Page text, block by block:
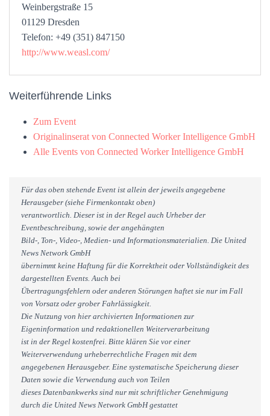
Weinbergstraße 15
01129 Dresden
Telefon: +49 (351) 847150
http://www.weasl.com/
Weiterführende Links
Zum Event
Originalinserat von Connected Worker Intelligence GmbH
Alle Events von Connected Worker Intelligence GmbH
Für das oben stehende Event ist allein der jeweils angegebene
Herausgeber (siehe Firmenkontakt oben)
verantwortlich. Dieser ist in der Regel auch Urheber der
Eventbeschreibung, sowie der angehängten
Bild-, Ton-, Video-, Medien- und Informationsmaterialien. Die United
News Network GmbH
übernimmt keine Haftung für die Korrektheit oder Vollständigkeit des
dargestellten Events. Auch bei
Übertragungsfehlern oder anderen Störungen haftet sie nur im Fall
von Vorsatz oder grober Fahrlässigkeit.
Die Nutzung von hier archivierten Informationen zur
Eigeninformation und redaktionellen Weiterverarbeitung
ist in der Regel kostenfrei. Bitte klären Sie vor einer
Weiterverwendung urheberrechtliche Fragen mit dem
angegebenen Herausgeber. Eine systematische Speicherung dieser
Daten sowie die Verwendung auch von Teilen
dieses Datenbankwerks sind nur mit schriftlicher Genehmigung
durch die United News Network GmbH gestattet